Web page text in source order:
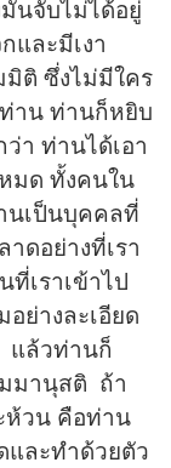
นจับไม่ได้อยู่
และมีเงา
ติ ซึ่งไม่มีใคร
าน ท่านก็หยิบ
า ท่านได้เอา
มด ทั้งคนใน
นเป็นบุคคลที่
ดอย่างที่เรา
เราเข้าไป
ย่างละเอียด
แล้วท่านก็
มานุสติ ถ้า
ห้วน คือท่าน
และทำด้วยตัว